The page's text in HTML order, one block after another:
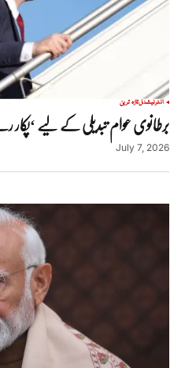
انٹرنیشنلتازہ ترین
برطانوی عوام تبدیلی کے لیے
July 7, 2026